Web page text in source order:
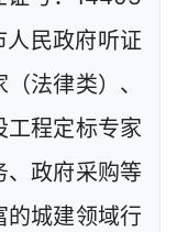
民政府听证
法律类）、
工程定标专家
、政府采购等
的城建领域行